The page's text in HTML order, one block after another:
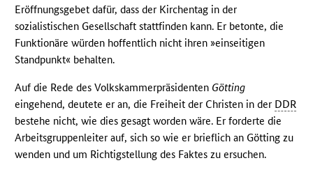
Eröffnungsgebet dafür, dass der Kirchentag in der
sozialistischen Gesellschaft stattfinden kann. Er betonte, die
Funktionäre würden hoffentlich nicht ihren »einseitigen
Standpunkt« behalten.
Auf die Rede des Volkskammerpräsidenten Götting
eingehend, deutete er an, die Freiheit der Christen in der DDR
bestehe nicht, wie dies gesagt worden wäre. Er forderte die
Arbeitsgruppenleiter auf, sich so wie er brieflich an Götting zu
wenden und um Richtigstellung des Faktes zu ersuchen.